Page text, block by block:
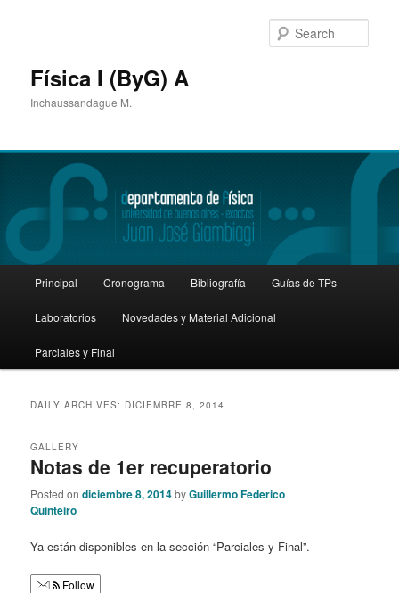
Física I (ByG) A
Inchaussandague M.
Skip
to
primary
content
Skip
to
secondary
content
Principal Cronograma Bibliografía Guías de TPs
Laboratorios Novedades y Material Adicional
Parciales y Final
DAILY ARCHIVES: DICIEMBRE 8, 2014
Notas de 1er recuperatorio
GALLERY
Posted ondiciembre 8, 2014byGuillermo Federico
Quinteiro
Ya están disponibles en la sección “Parciales y Final”.
Follow